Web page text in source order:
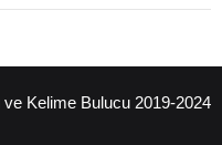
Kelime Bulucu 2019-2024